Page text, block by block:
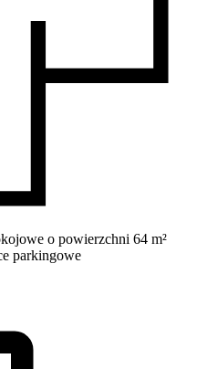
o powierzchni 64 m²
parkingowe